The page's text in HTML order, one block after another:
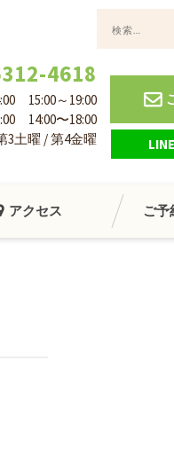
索:
4618
15:00～19:00
14:00〜18:00
3土曜 / 第4金曜
アクセス ご予